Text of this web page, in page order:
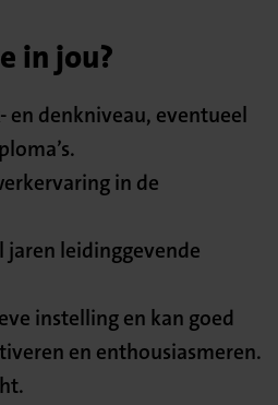
in jou?
en denkniveau, eventueel
in de
jaren leidinggevende
instelling en kan goed
en enthousiasmeren.